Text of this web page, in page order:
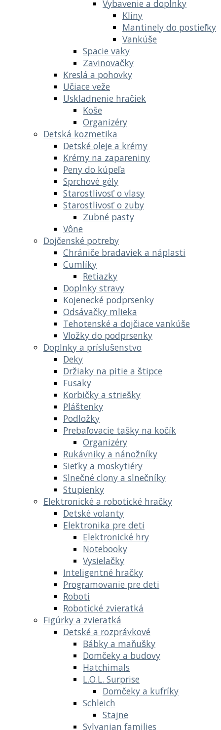
Vybavenie a doplnky
Kliny
Mantinely do postieľky
Vankúše
Spacie vaky
Zavinovačky
Kreslá a pohovky
Učiace veže
Uskladnenie hračiek
Koše
Organizéry
Detská kozmetika
Detské oleje a krémy
Krémy na zapareniny
Peny do kúpeľa
Sprchové gély
Starostlivosť o vlasy
Starostlivosť o zuby
Zubné pasty
Vône
Dojčenské potreby
Chrániče bradaviek a náplasti
Cumlíky
Retiazky
Doplnky stravy
Kojenecké podprsenky
Odsávačky mlieka
Tehotenské a dojčiace vankúše
Vložky do podprsenky
Doplnky a príslušenstvo
Deky
Držiaky na pitie a štipce
Fusaky
Korbičky a striešky
Pláštenky
Podložky
Prebaľovacie tašky na kočík
Organizéry
Rukávniky a nánožníky
Sieťky a moskytiéry
Slnečné clony a slnečníky
Stupienky
Elektronické a robotické hračky
Detské volanty
Elektronika pre deti
Elektronické hry
Notebooky
Vysielačky
Inteligentné hračky
Programovanie pre deti
Roboti
Robotické zvieratká
Figúrky a zvieratká
Detské a rozprávkové
Bábky a maňušky
Domčeky a budovy
Hatchimals
L.O.L. Surprise
Domčeky a kufríky
Schleich
Stajne
Sylvanian families